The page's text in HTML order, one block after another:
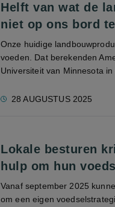
Helft van wat de
niet op ons bord
Onze huidige
voeden. Dat berekenden
Universiteit van Minnesota
28 AUGUSTUS 2025
Lokale besturen
hulp om hun
Vanaf september 2025
om een eigen